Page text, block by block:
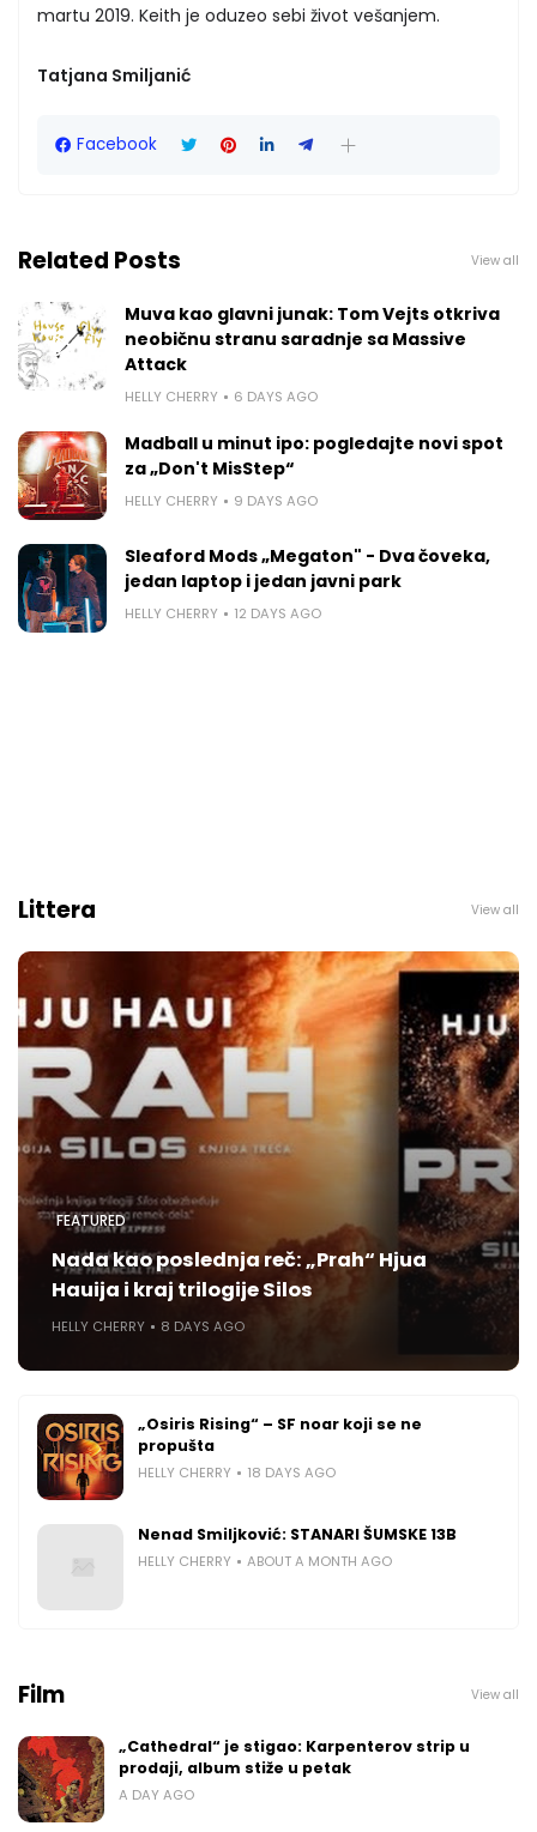
martu 2019. Keith je oduzeo sebi život vešanjem.
Tatjana Smiljanić
Facebook
Related Posts View all
Muva kao glavni junak: Tom Vejts otkriva
neobičnu stranu saradnje sa Massive
Attack
HELLY CHERRY 6 DAYS AGO
Madball u minut ipo: pogledajte novi spot
za „Don't MisStep“
HELLY CHERRY 9 DAYS AGO
Sleaford Mods „Megaton" - Dva čoveka,
jedan laptop i jedan javni park
HELLY CHERRY 12 DAYS AGO
Littera View all
FEATURED
Nada kao poslednja reč: „Prah“ Hjua
Hauija i kraj trilogije Silos
HELLY CHERRY 8 DAYS AGO
„Osiris Rising“ – SF noar koji se ne
propušta
HELLY CHERRY 18 DAYS AGO
Nenad Smiljković: STANARI ŠUMSKE 13B
HELLY CHERRY ABOUT A MONTH AGO
Film View all
„Cathedral“ je stigao: Karpenterov strip u
prodaji, album stiže u petak
A DAY AGO